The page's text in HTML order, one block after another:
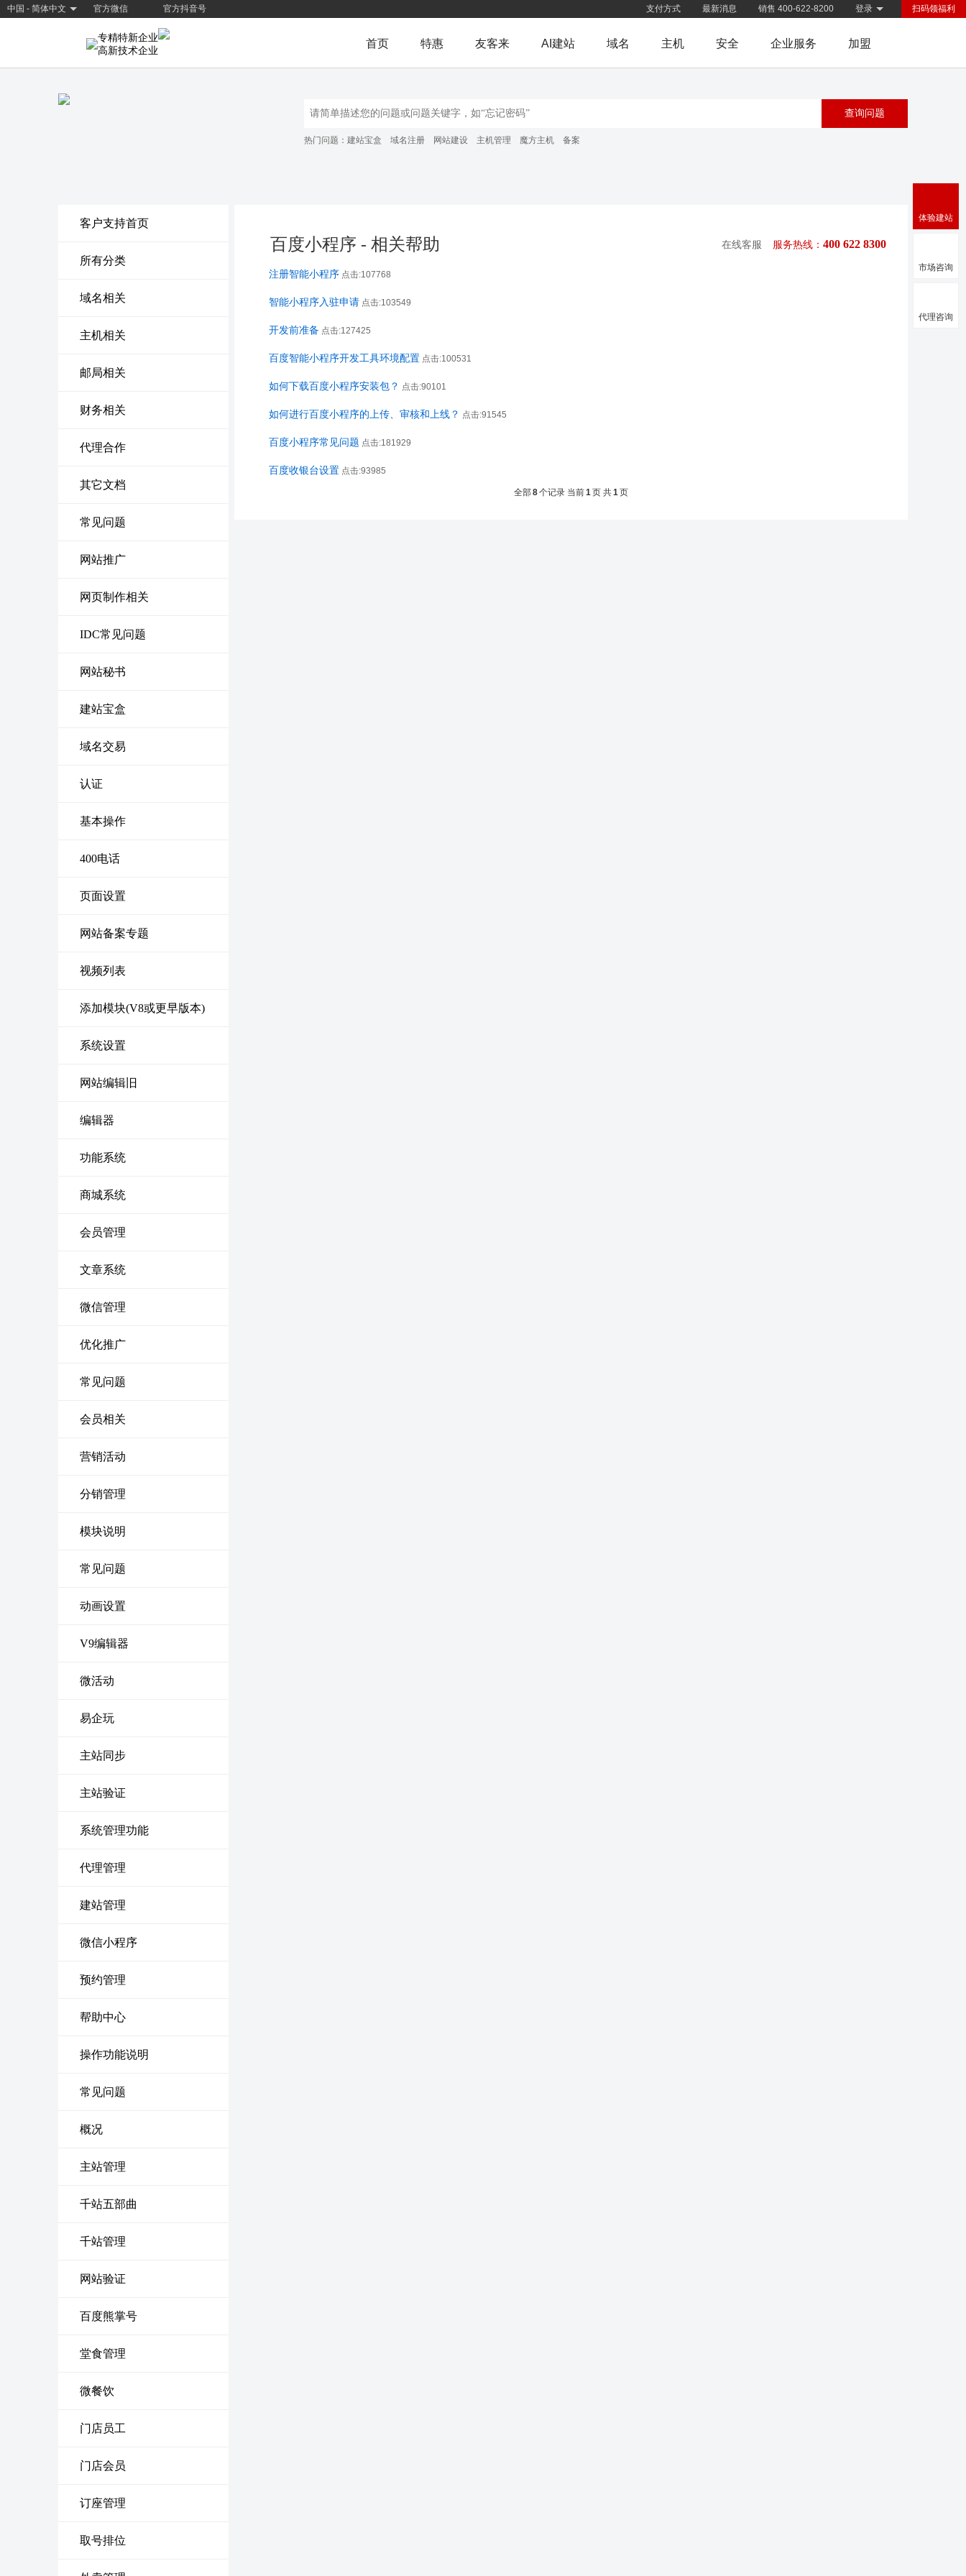
中国 - 简体中文 官方微信 官方抖音号 扫码领福利
登录
销售 400-622-8200
最新消息
支付方式
专精特新企业
高新技术企业
首页 特惠 友客来 AI建站 域名 主机 安全 企业服务 加盟
热门问题： 建站宝盒 域名注册 网站建设 主机管理 魔方主机 备案
客户支持首页
所有分类
域名相关
主机相关
邮局相关
财务相关
代理合作
其它文档
常见问题
网站推广
网页制作相关
IDC常见问题
网站秘书
建站宝盒
域名交易
认证
基本操作
400电话
页面设置
网站备案专题
视频列表
添加模块(V8或更早版本)
系统设置
网站编辑旧
编辑器
功能系统
商城系统
会员管理
文章系统
微信管理
优化推广
常见问题
会员相关
营销活动
分销管理
模块说明
常见问题
动画设置
V9编辑器
微活动
易企玩
主站同步
主站验证
系统管理功能
代理管理
建站管理
微信小程序
预约管理
帮助中心
操作功能说明
常见问题
概况
主站管理
千站五部曲
千站管理
网站验证
百度熊掌号
堂食管理
微餐饮
门店员工
门店会员
订座管理
取号排位
百度小程序 - 相关帮助 在线客服 服务热线： 400 622 8300
注册智能小程序 点击:107768
智能小程序入驻申请 点击:103549
开发前准备 点击:127425
百度智能小程序开发工具环境配置 点击:100531
如何下载百度小程序安装包？ 点击:90101
如何进行百度小程序的上传、审核和上线？ 点击:91545
百度小程序常见问题 点击:181929
百度收银台设置 点击:93985
全部8个记录 当前1页 共1页
体验建站
市场咨询
代理咨询